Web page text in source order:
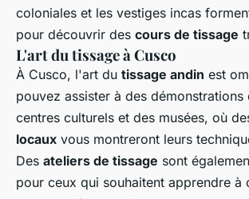
coloniales et les vestiges incas
pour découvrir des cours de tissage
L'art du tissage à Cusco
À Cusco, l'art du tissage andin est
pouvez assister à des démonstrations
centres culturels et des musées, où
locaux vous montreront leurs
Des ateliers de tissage sont
pour ceux qui souhaitent apprendre à